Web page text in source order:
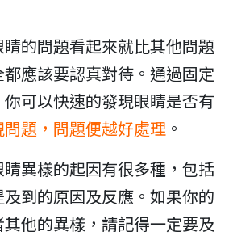
的問題看起來就比其他問題
應該要認真對待。通過固定
可以快速的發現眼睛是否有
題，問題便越好處理 。
異樣的起因有很多種，包括
到的原因及反應。如果你的
他的異樣，請記得一定要及